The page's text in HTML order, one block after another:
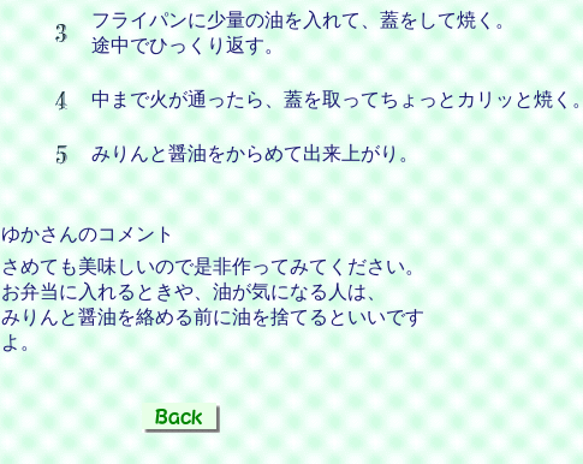
フライパンに少量の油を入れて、蓋をして焼く。
途中でひっくり返す。
中まで火が通ったら、蓋を取ってちょっとカリッと焼く。
みりんと醤油をからめて出来上がり。
ゆかさんのコメント
さめても美味しいので是非作ってみてください。
お弁当に入れるときや、油が気になる人は、
みりんと醤油を絡める前に油を捨てるといいです
よ。